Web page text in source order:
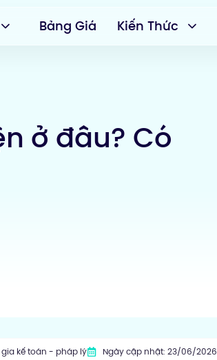
Bảng Giá Kiến Thức
ở đâu? Có
gia kế toán - pháp lý Ngày cập nhật: 23/06/2026